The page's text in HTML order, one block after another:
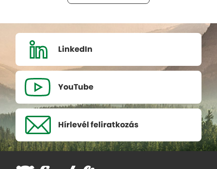
LinkedIn
YouTube
Hírlevél feliratkozás